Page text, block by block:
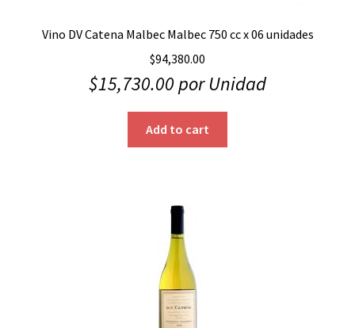
Vino DV Catena Malbec Malbec 750 cc x 06 unidades
$94,380.00
$15,730.00por Unidad
Add to cart